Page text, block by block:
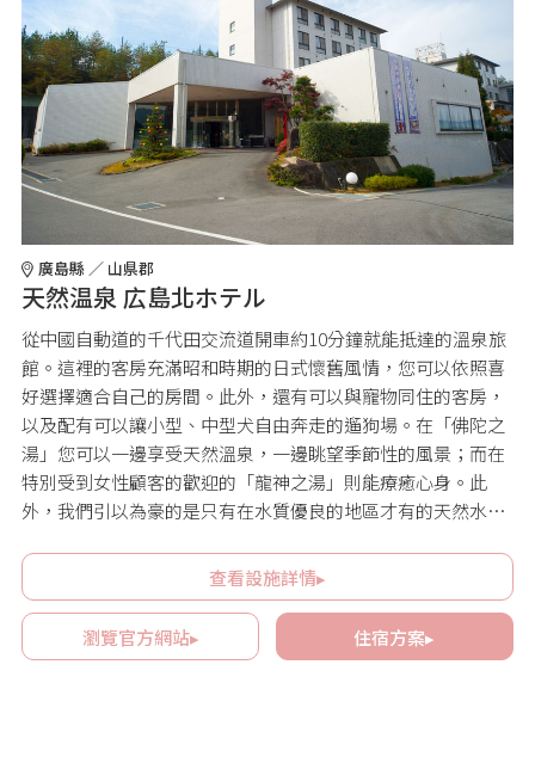
廣島縣 ／ 山県郡
天然温泉 広島北ホテル
從中國自動道的千代田交流道開車約10分鐘就能抵達的溫泉旅
館。這裡的客房充滿昭和時期的日式懷舊風情，您可以依照喜
好選擇適合自己的房間。此外，還有可以與寵物同住的客房，
以及配有可以讓小型、中型犬自由奔走的遛狗場。在「佛陀之
湯」您可以一邊享受天然溫泉，一邊眺望季節性的風景；而在
特別受到女性顧客的歡迎的「龍神之湯」則能療癒心身。此
外，我們引以為豪的是只有在水質優良的地區才有的天然水，
外，飯店作為廣島的人氣觀光景點宮島與島根的出雲大社之間
的中途站十分便利，可以盡情享受觀光的樂趣。
查看設施詳情▸
瀏覽官方網站▸ 住宿方案▸